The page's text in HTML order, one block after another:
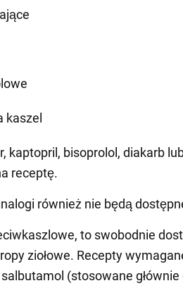
kaszel
kaptopril, bisoprolol, diakarb
receptę.
również nie będą
to swobodnie
ziołowe. Recepty
(stosowane